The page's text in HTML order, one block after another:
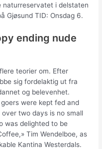
i delstaten
Gjøsund TID: Onsdag 6.
ending nude
teorier om. Efter
sig fordelaktig ut fra
og belevenhet.
were kept fed and
two days is no small
was delighted to be
Tim Wendelboe, as
Kantina Westerdals.